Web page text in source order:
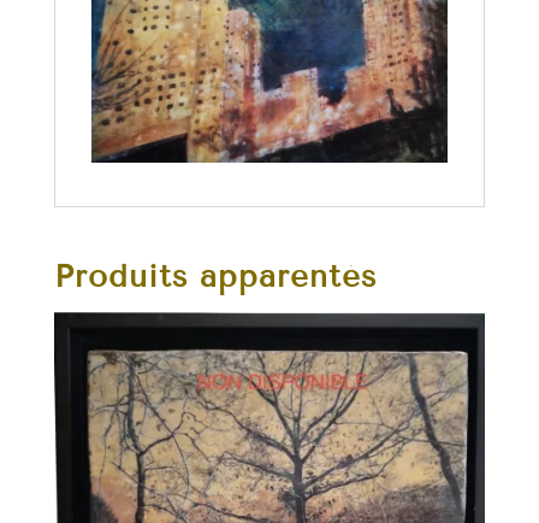
Produits apparentés